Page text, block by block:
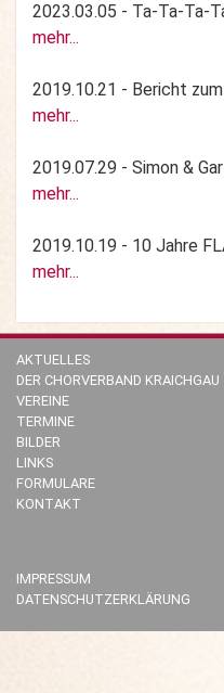
2023.03.05 - Ta-Ta-Ta-
mehr...
2019.10.21 - Bericht
mehr...
2019.07.29 - Simon &
mehr...
2019.10.19 - 10 Jahre
mehr...
AKTUELLES
DER CHORVERBAND KRAICHGAU
VEREINE
TERMINE
BILDER
LINKS
FORMULARE
KONTAKT
IMPRESSUM
DATENSCHUTZERKLÄRUNG